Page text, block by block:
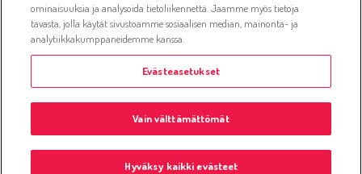
Evästetiedot Asiakaspalvelujärjestelmän tietosuojaseloste
Simo tietosuojaseloste Whistleblowing-ilmoituskanava
Administer-konsernin yhtiölistaus Tietosuojaselosteet
© 2026 © Silta Oy -Evästeasetukset
ominaisuuksia ja analysoida tietoliikennettä. Jaamme myös tietoja
tavasta, jolla käytät sivustoamme sosiaalisen median, mainonta- ja
analytiikkakumppaneidemme kanssa.
Evästeasetukset
Vain välttämättömät
Hyväksy kaikki evästeet